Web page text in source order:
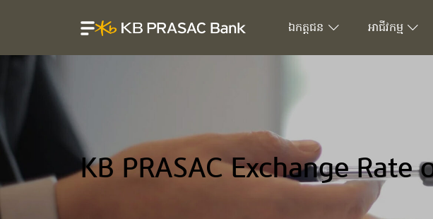
ឯកត្តជន អាជីវកម្ម
KB PRASAC Exchange